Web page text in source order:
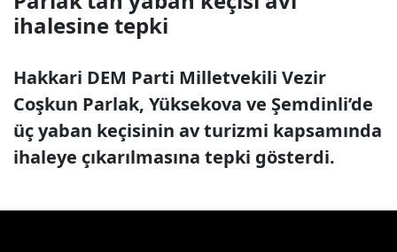
ihalesine tepki
Hakkari DEM Parti Milletvekili Vezir
Coşkun Parlak, Yüksekova ve Şemdinli’de
üç yaban keçisinin av turizmi kapsamında
ihaleye çıkarılmasına tepki gösterdi.